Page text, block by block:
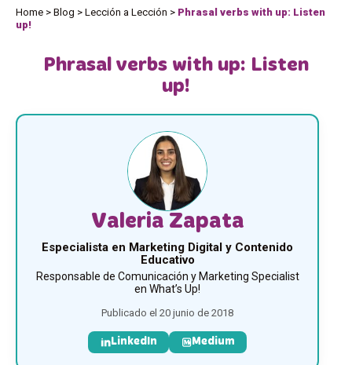
Home > Blog > Lección a Lección > Phrasal verbs with up: Listen
up!
Phrasal verbs with up: Listen
up!
Valeria Zapata
Especialista en Marketing Digital y Contenido
Educativo
Responsable de Comunicación y Marketing Specialist
en What’s Up!
Publicado el 20 junio de 2018
LinkedIn Medium